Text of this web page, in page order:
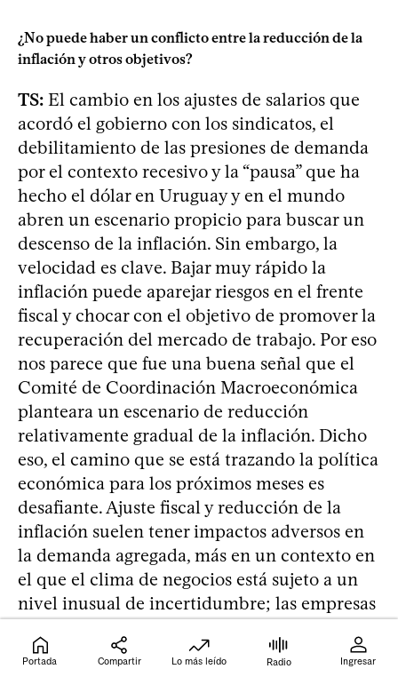
¿No puede haber un conflicto entre la reducción de la
inflación y otros objetivos?
TS: El cambio en los ajustes de salarios que
acordó el gobierno con los sindicatos, el
debilitamiento de las presiones de demanda
por el contexto recesivo y la “pausa” que ha
hecho el dólar en Uruguay y en el mundo
abren un escenario propicio para buscar un
descenso de la inflación. Sin embargo, la
velocidad es clave. Bajar muy rápido la
inflación puede aparejar riesgos en el frente
fiscal y chocar con el objetivo de promover la
recuperación del mercado de trabajo. Por eso
nos parece que fue una buena señal que el
Comité de Coordinación Macroeconómica
planteara un escenario de reducción
relativamente gradual de la inflación. Dicho
eso, el camino que se está trazando la política
económica para los próximos meses es
desafiante. Ajuste fiscal y reducción de la
inflación suelen tener impactos adversos en
la demanda agregada, más en un contexto en
el que el clima de negocios está sujeto a un
nivel inusual de incertidumbre; las empresas
trabajadores y el empleo seguirá la
Portada Compartir Lo más leído Radio Ingresar